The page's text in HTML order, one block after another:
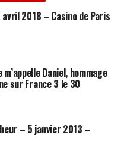
de lui par son originalité :
dans mon coeur.
pour ses précédents
même :
, titre trouvé par Didier
L’amour terroriste ajoute-il.
ciel qui nage dans mon
de l’album, Fernand,
La vie est une truite arc-en-
immédiatement : «
avril 2018 – Casino de Paris
m’appelle Daniel, hommage
sur France 3 le 30
– 5 janvier 2013 –